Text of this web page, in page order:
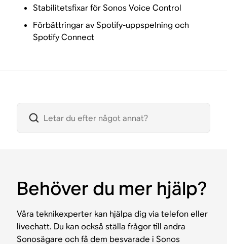
Stabilitetsfixar för Sonos Voice Control
Förbättringar av Spotify-uppspelning och
Spotify Connect
Behöver du mer hjälp?
Våra teknikexperter kan hjälpa dig via telefon eller
livechatt. Du kan också ställa frågor till andra
Sonosägare och få dem besvarade i Sonos